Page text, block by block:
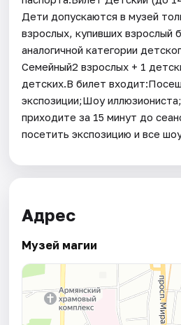
Дети допускаются в музей
взрослых, купивших взрослый
аналогичной категории
Семейный2 взрослых + 1
детских.В билет
экспозиции;Шоу
приходите за 15 минут до
посетить экспозицию и все
Адрес
Музей магии